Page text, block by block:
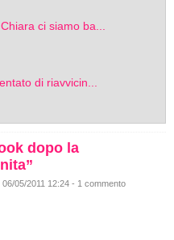
ci siamo ba...
di riavvicin...
dopo la
06/05/2011 12:24 - 1 commento